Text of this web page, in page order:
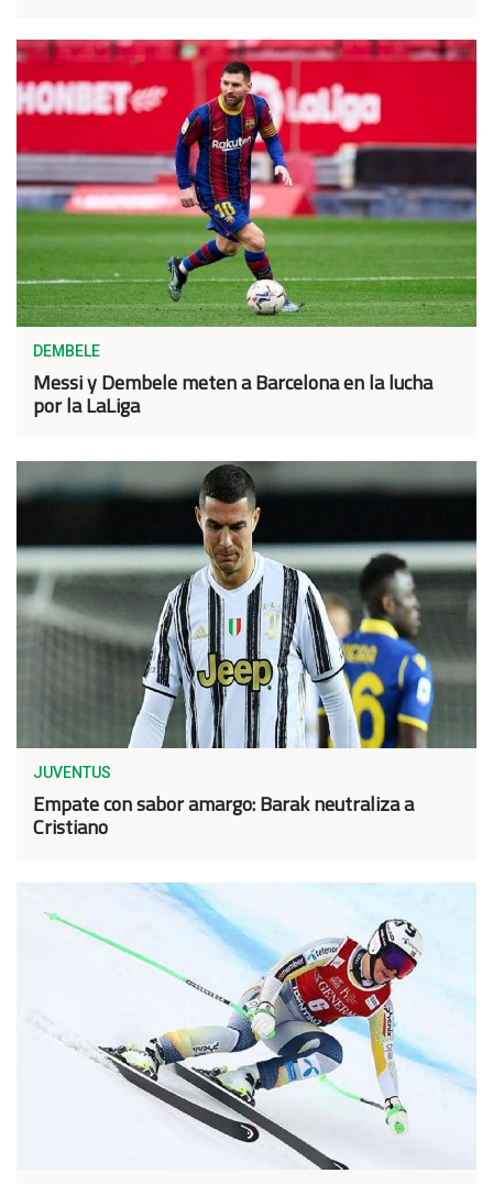
DEMBELE
Messi y Dembele meten a Barcelona en la lucha
por la LaLiga
JUVENTUS
Empate con sabor amargo: Barak neutraliza a
Cristiano